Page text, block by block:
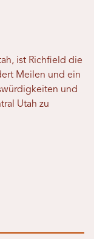
ist Richfield die
Meilen und ein
und
Utah zu